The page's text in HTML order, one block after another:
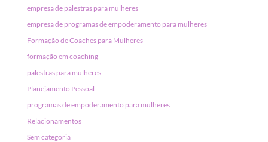
empresa de palestras para mulheres
empresa de programas de empoderamento para mulheres
Formação de Coaches para Mulheres
formação em coaching
palestras para mulheres
Planejamento Pessoal
programas de empoderamento para mulheres
Relacionamentos
Sem categoria